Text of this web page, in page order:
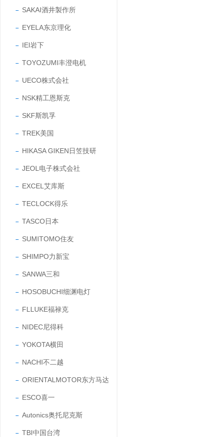
SAKAI酒井製作所
EYELA东京理化
IEI岩下
TOYOZUMI丰澄电机
UECO株式会社
NSK精工恩斯克
SKF斯凯孚
TREK美国
HIKASA GIKEN日笠技研
JEOL电子株式会社
EXCEL艾库斯
TECLOCK得乐
TASCO日本
SUMITOMO住友
SHIMPO力新宝
SANWA三和
HOSOBUCHI细渊电灯
FLLUKE福禄克
NIDEC尼得科
YOKOTA横田
NACHI不二越
ORIENTALMOTOR东方马达
ESCO喜一
Autonics奥托尼克斯
TBI中国台湾